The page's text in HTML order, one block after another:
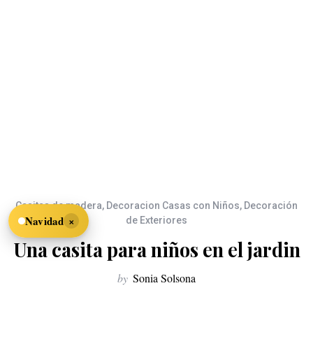
Casitas de madera, Decoracion Casas con Niños, Decoración
de Exteriores
Una casita para niños en el jardin
by Sonia Solsona
Navidad ×